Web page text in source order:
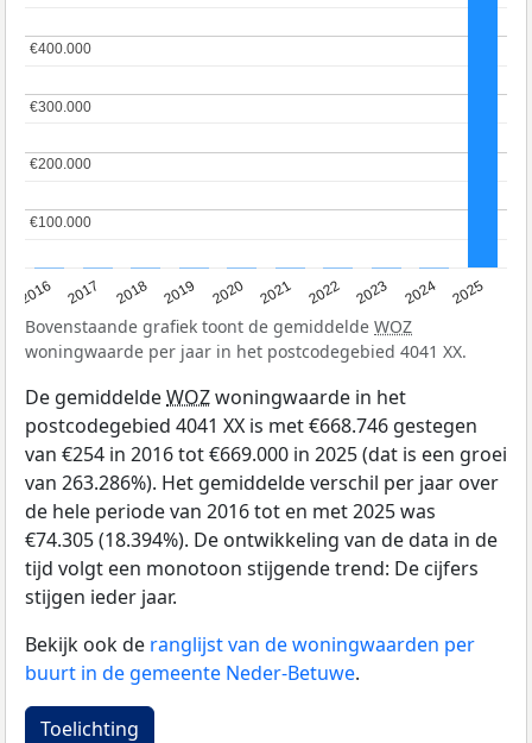
2016 2017 2018 2019 2020 2021 2022 2023 2024 2025
€100.000
€100.000
€200.000
€200.000
€300.000
€300.000
€400.000
€400.000
Bovenstaande grafiek toont de gemiddelde WOZ
woningwaarde per jaar in het postcodegebied 4041 XX.
De gemiddeldeWOZwoningwaarde in het
postcodegebied 4041 XX is met €668.746 gestegen
van €254 in 2016 tot €669.000 in 2025 (dat is een groei
van 263.286%). Het gemiddelde verschil per jaar over
de hele periode van 2016 tot en met 2025 was
€74.305 (18.394%). De ontwikkeling van de data in de
tijd volgt een monotoon stijgende trend: De cijfers
stijgen ieder jaar.
Bekijk ook de ranglijst van de woningwaarden per
buurt in de gemeente Neder-Betuwe.
Toelichting